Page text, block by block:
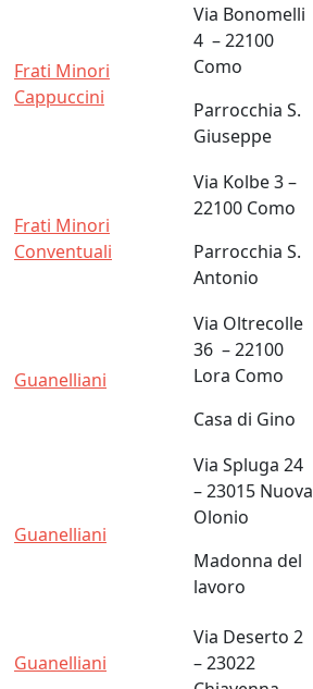
Frati Minori
Cappuccini
Via Bonomelli
4 – 22100
Como
Parrocchia S.
Giuseppe
Frati Minori
Conventuali
Via Kolbe 3 –
22100 Como
Parrocchia S.
Antonio
Guanelliani
Via Oltrecolle
36 – 22100
Lora Como
Casa di Gino
Guanelliani
Via Spluga 24
– 23015 Nuova
Olonio
Madonna del
lavoro
Guanelliani
Via Deserto 2
– 23022